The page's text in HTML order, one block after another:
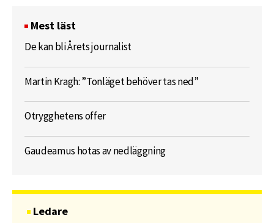
Mest läst
De kan bli Årets journalist
Martin Kragh: ”Tonläget behöver tas ned”
Otrygghetens offer
Gaudeamus hotas av nedläggning
Ledare